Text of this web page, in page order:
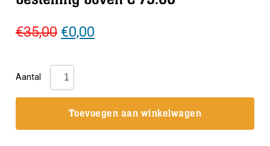
€35,00 Oorspronkelijke
was:
€35,00.
€0,00
Aantal
DivePro:
Snorkeltas
Toevoegen aan winkelwagen